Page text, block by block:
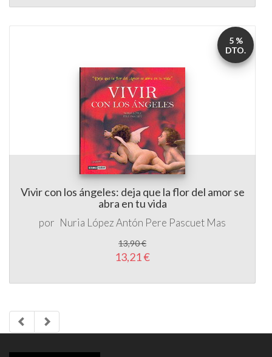
Vivir con los ángeles: deja que la flor del amor se
abra en tu vida
por Nuria López Antón Pere Pascuet Mas
13,90 €
13,21 €
5 %
DTO.